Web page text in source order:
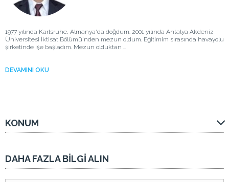
1977 yılında Karlsruhe, Almanya'da doğdum. 2001 yılında Antalya Akdeniz
Üniversitesi İktisat Bölümü'nden mezun oldum. Eğitimim sırasında havayolu
şirketinde işe başladım. Mezun olduktan ...
DEVAMINI OKU
KONUM
DAHA FAZLA BİLGİ ALIN